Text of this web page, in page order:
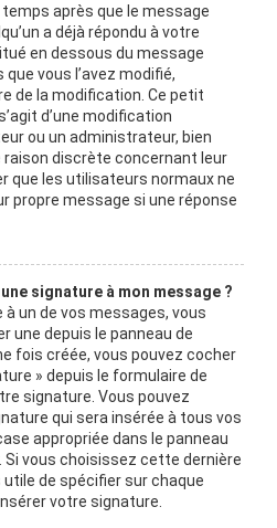
après que le message
a déjà répondu à votre
en dessous du message
vous l’avez modifié,
de la modification. Ce petit
d’une modification
ou un administrateur, bien
raison discrète concernant leur
que les utilisateurs normaux ne
propre message si une réponse
signature à mon message ?
un de vos messages, vous
une depuis le panneau de
fois créée, vous pouvez cocher
» depuis le formulaire de
signature. Vous pouvez
qui sera insérée à tous vos
appropriée dans le panneau
Si vous choisissez cette dernière
de spécifier sur chaque
votre signature.